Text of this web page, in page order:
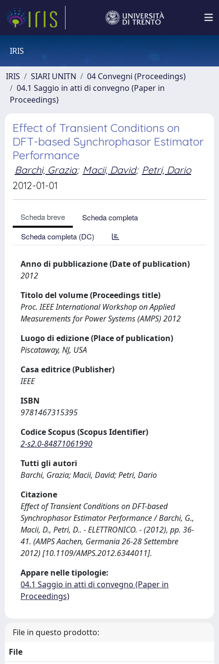
IRIS
IRIS SIARI UNITN
04 Convegni (Proceedings)
04.1 Saggio in atti di convegno (Paper in
Proceedings)
Effect of Transient Conditions on
DFT-based Synchrophasor Estimator
Performance
Barchi, Grazia; Macii, David; Petri, Dario
2012-01-01
Scheda breve
Scheda completa
Scheda completa (DC)
Anno di pubblicazione (Date of publication)
2012
Titolo del volume (Proceedings title)
Proc. IEEE International Workshop on Applied
Measurements for Power Systems (AMPS) 2012
Luogo di edizione (Place of publication)
Piscataway, NJ, USA
Casa editrice (Publisher)
IEEE
ISBN
9781467315395
Codice Scopus (Scopus Identifier)
2-s2.0-84871061990
Tutti gli autori
Barchi, Grazia; Macii, David; Petri, Dario
Citazione
Effect of Transient Conditions on DFT-based
Synchrophasor Estimator Performance / Barchi, G.,
Macii, D., Petri, D.. - ELETTRONICO. - (2012), pp. 36-
41. (AMPS Aachen, Germania 26-28 Settembre
2012) [10.1109/AMPS.2012.6344011].
Appare nelle tipologie:
04.1 Saggio in atti di convegno (Paper in
Proceedings)
File in questo prodotto:
File